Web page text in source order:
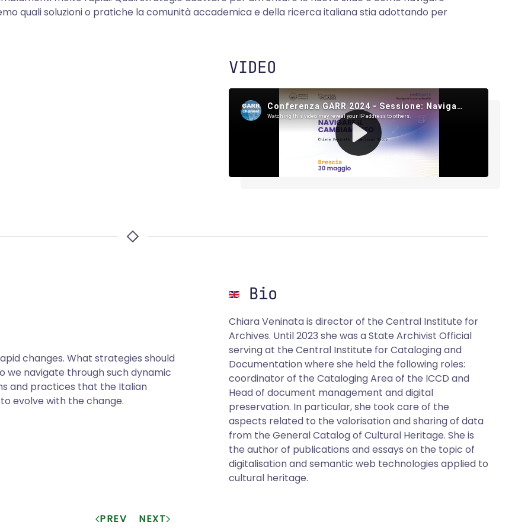
quali soluzioni o pratiche la comunità accademica e della ricerca italiana stia adottando per
VIDEO
Bio
Chiara Veninata is director of the Central Institute for
Archives. Until 2023 she was a State Archivist Official
serving at the Central Institute for Cataloging and
Documentation where she held the following roles:
coordinator of the Cataloging Area of the ICCD and
Head of document management and digital
preservation. In particular, she took care of the
aspects related to the valorisation and sharing of data
from the General Catalog of Cultural Heritage. She is
the author of publications and essays on the topic of
digitalisation and semantic web technologies applied to
cultural heritage.
changes. What strategies should
we navigate through such dynamic
and practices that the Italian
evolve with the change.
PREV NEXT